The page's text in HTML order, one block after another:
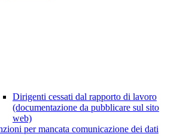
Dirigenti cessati dal rapporto di lavoro
(documentazione da pubblicare sul sito
web)
per mancata comunicazione dei dati